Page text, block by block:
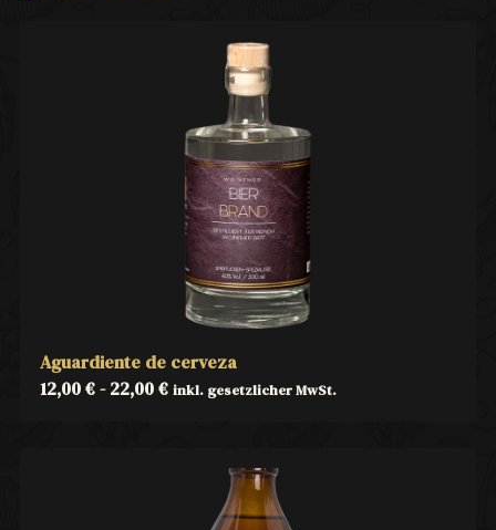
Aguardiente de cerveza
12,00€- 22,00€ inkl. gesetzlicher MwSt.